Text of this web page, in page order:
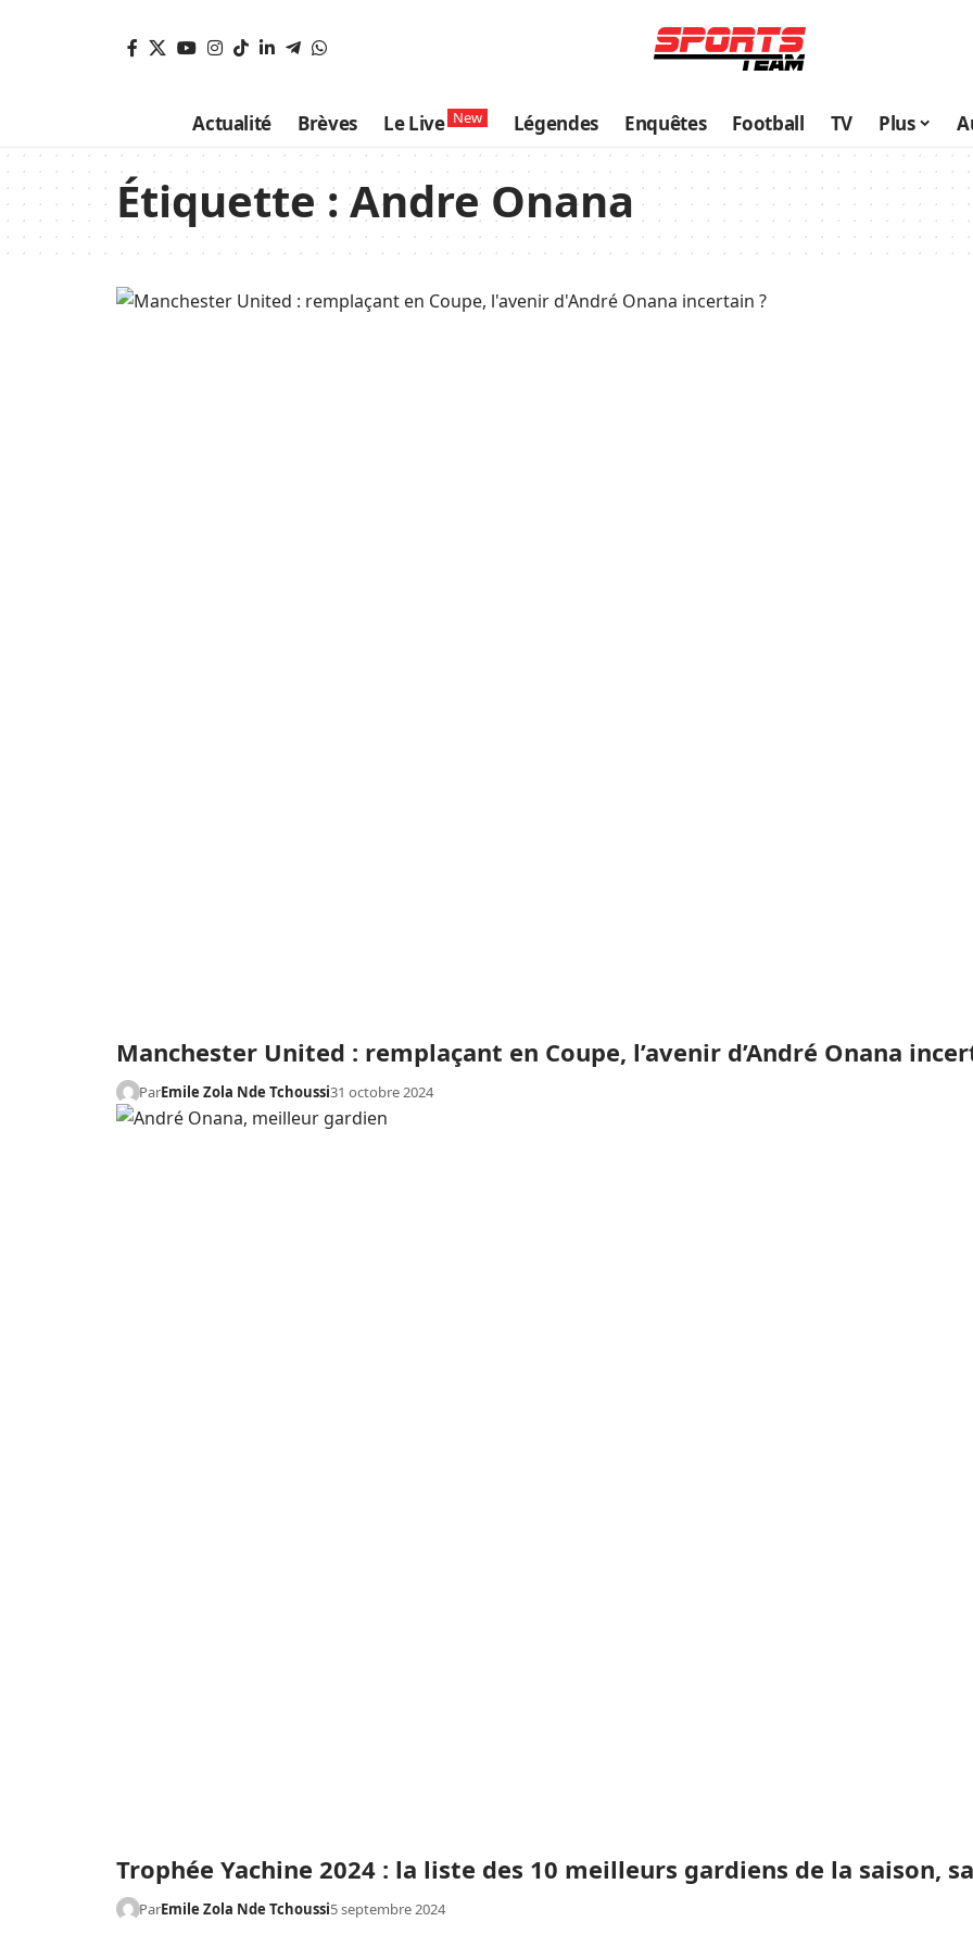
Actualité Brèves Le Live New Légendes Enquêtes Football TV Plus
Étiquette :Andre Onana
Manchester United : remplaçant en Coupe, l’avenir d’André Onana
ParEmile Zola Nde Tchoussi31 octobre 2024
Trophée Yachine 2024 : la liste des 10 meilleurs gardiens de la saison,
ParEmile Zola Nde Tchoussi5 septembre 2024